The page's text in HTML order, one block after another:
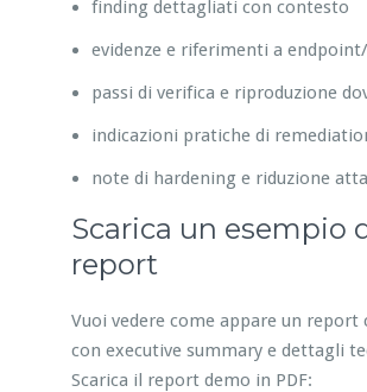
finding dettagliati con contesto
evidenze e riferimenti a
passi di verifica e riproduzione
indicazioni pratiche di
note di hardening e riduzione
Scarica un esempio
report
Vuoi vedere come appare un report
con executive summary e dettagli
Scarica il report demo in PDF: